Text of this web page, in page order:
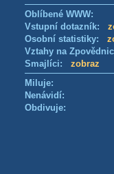
Oblíbené WWW:
Vstupní dotazník:
Osobní statistiky:
Vztahy na
Smajlíci: zobraz
Miluje:
Nenávidí:
Obdivuje: